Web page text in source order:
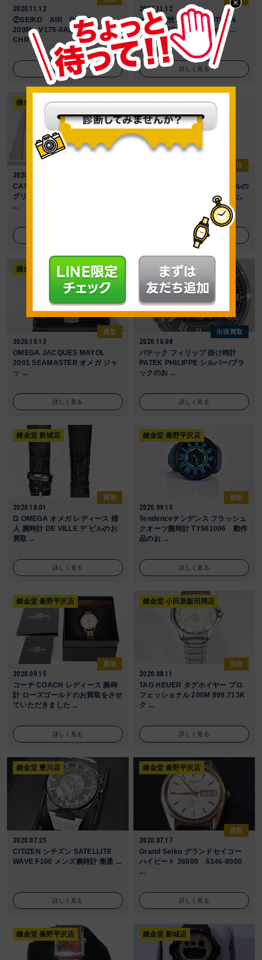
2020.11.12
②SEIKO AIR DIVERS
200M V175-0AD0 SOLAR
CHR ...
詳しく見る
2020.11.12
メンズ男性 シチズン CITIZEN
AIR DIVER'S 200M eco-dr ...
詳しく見る
錬金堂 伊勢原白根店
2020.10.16
CASIO Baby-G BG-6900SG-8JF
グリッターダイアル カシオ ベ
...
錬金堂 伊勢原白根店
買取
OMEGA De Ville オメガ デビルの
お買取をさせていただきました。
詳しく見る
錬金堂 伊勢原白根店
買取
2020.10.13
OMEGA JACQUES MAYOL
2001 SEAMASTER オメガ ジャ
ッ ...
詳しく見る
錬金堂 大井松田インター店
出張買取
2020.10.08
パテック フィリップ 掛け時計
PATEK PHILIPPE シルバー/ブラ
ックのお ...
詳しく見る
錬金堂 新城店
買取
2020.10.01
Ω OMEGA オメガ レディース 婦
人 腕時計 DE VILLE デ ビルのお
買取 ...
詳しく見る
錬金堂 秦野平沢店
買取
2020.09.15
Tendenceテンデンス フラッシュ
クオーツ腕時計 TY561006 動作
品のお ...
詳しく見る
錬金堂 秦野平沢店
買取
2020.09.15
コーチ COACH レディース 腕時
計 ローズゴールドのお買取をさせ
ていただきました ...
詳しく見る
錬金堂 小田原飯田岡店
買取
2020.08.11
TAG HEUER タグホイヤー プロ
フェッショナル 200M 999.713K
ク ...
詳しく見る
錬金堂 豊川店
2020.07.25
CITIZEN シチズン SATELLITE
WAVE F100 メンズ腕時計 衛星 ...
詳しく見る
錬金堂 秦野平沢店
買取
2020.07.17
Grand Seiko グランドセイコー
ハイビート 36000 6146-8000
...
詳しく見る
錬金堂 秦野平沢店 錬金堂 新城店